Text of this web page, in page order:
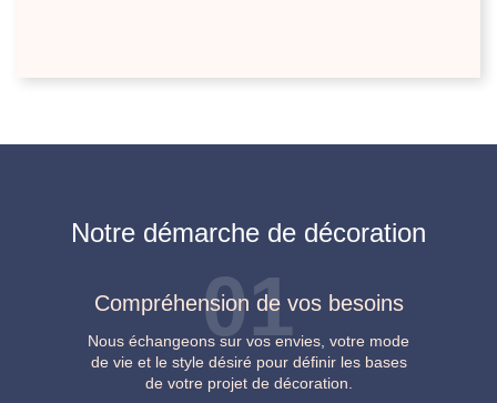
Notre démarche de décoration
01
Compréhension de vos besoins
Nous échangeons sur vos envies, votre mode
de vie et le style désiré pour définir les bases
de votre projet de décoration.